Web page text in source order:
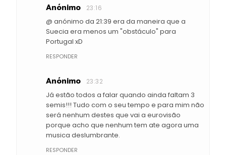
Anónimo 23:16
@ anónimo da 21:39 era da maneira que a
Suecia era menos um "obstáculo" para
Portugal xD
RESPONDER
Anónimo 23:32
Já estão todos a falar quando ainda faltam 3
semis!!! Tudo com o seu tempo e para mim não
será nenhum destes que vai a eurovisão
porque acho que nenhum tem ate agora uma
musica deslumbrante.
RESPONDER